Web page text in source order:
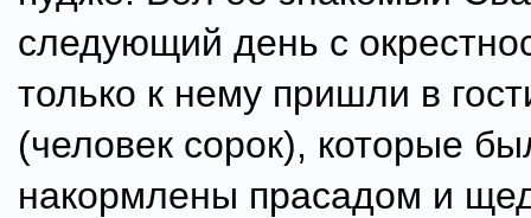
следующий день с
только к нему пришли в
(человек сорок), которые
накормлены прасадом и